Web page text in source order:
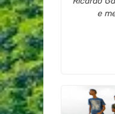
e